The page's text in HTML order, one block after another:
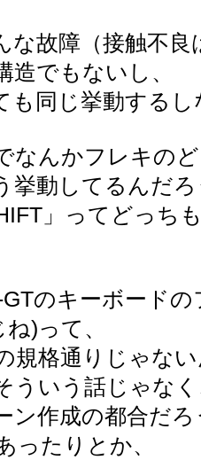
な故障（接触不
造でもないし、
も同じ挙動する
なんかフレキの
挙動してるんだ
」ってどっち
のキーボード
)って、
規格通りじゃな
ういう話じゃな
ン作成の都合だ
ったりとか、